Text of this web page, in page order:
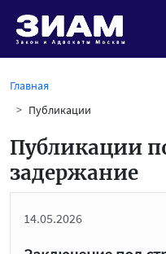
Главная
Публикации
Публикации
задержание
14.05.2026